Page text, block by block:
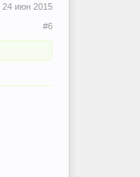
24 июн 2015
#6